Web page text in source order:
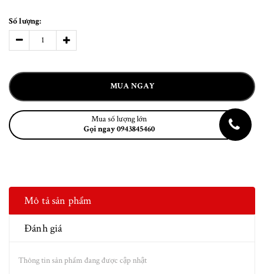
Số lượng:
MUA NGAY
Mua số lượng lớn
Gọi ngay 0943845460
Mô tả sản phẩm
Đánh giá
Thông tin sản phẩm đang được cập nhật